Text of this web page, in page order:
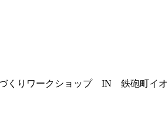
くりワークショップ IN 鉄砲町イ